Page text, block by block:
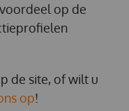
op de
de site, of wilt u
op!